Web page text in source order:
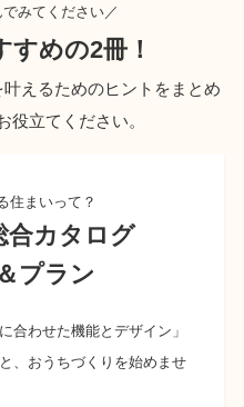
みてください／
すめの2冊！
叶えるためのヒントをまとめ
役立てください。
住まいって？
合カタログ
プラン
合わせた機能とデザイン」
、おうちづくりを始めませ